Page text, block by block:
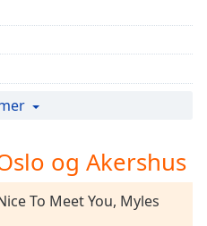
og Akershus
To Meet You, Myles